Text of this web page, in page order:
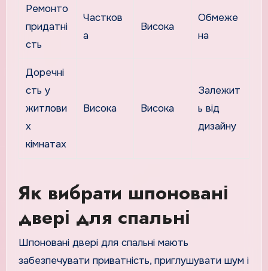
Ремонто
придатні
сть
Частков
а
Висока
Обмеже
на
Доречні
сть у
житлови
х
кімнатах
Висока Висока
Залежит
ь від
дизайну
Як вибрати шпоновані
двері для спальні
Шпоновані двері для спальні мають
забезпечувати приватність, приглушувати шум і